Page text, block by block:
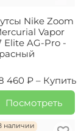
Nike Zoom
Vapor
Elite AG-Pro -
460 ₽ – Купить
Посмотреть
наличии